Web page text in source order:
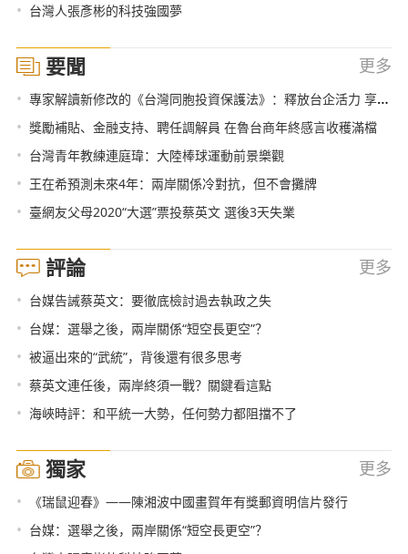
• 台灣人張彥彬的科技強國夢
要聞 更多
• 專家解讀新修改的《台灣同胞投資保護法》：釋放台企活力 享受同等待遇
• 獎勵補貼、金融支持、聘任調解員 在魯台商年終感言收穫滿檔
• 台灣青年教練連庭瑋：大陸棒球運動前景樂觀
• 王在希預測未來4年：兩岸關係冷對抗，但不會攤牌
• 臺網友父母2020“大選”票投蔡英文 選後3天失業
評論 更多
• 台媒告誡蔡英文：要徹底檢討過去執政之失
• 台媒：選舉之後，兩岸關係“短空長更空”？
• 被逼出來的“武統”，背後還有很多思考
• 蔡英文連任後，兩岸終須一戰？關鍵看這點
• 海峽時評：和平統一大勢，任何勢力都阻擋不了
獨家 更多
• 《瑞鼠迎春》——陳湘波中國畫賀年有獎郵資明信片發行
• 台媒：選舉之後，兩岸關係“短空長更空”？